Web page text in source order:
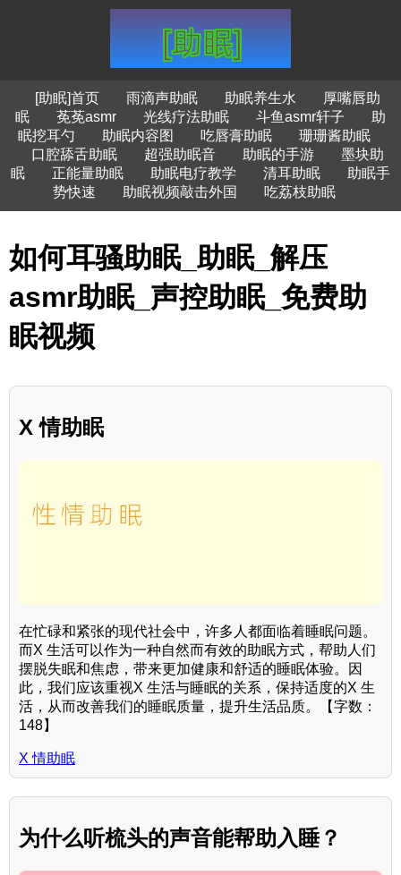
[助眠]首页 雨滴声助眠 助眠养生水
厚嘴唇助
眠
莬莬asmr 光线疗法助眠 斗鱼asmr轩子
助
眠挖耳勺
助眠内容图 吃唇膏助眠
珊珊酱助眠
口腔舔舌助眠
超强助眠音 助眠的手游
墨块助
眠
正能量助眠 助眠电疗教学 清耳助眠
助眠手
势快速
助眠视频敲击外国 吃荔枝助眠
如何耳骚助眠_助眠_解压
asmr助眠_声控助眠_免费助
眠视频
X 情助眠
在忙碌和紧张的现代社会中，许多人都面临着睡眠问题。
而X 生活可以作为一种自然而有效的助眠方式，帮助人们
摆脱失眠和焦虑，带来更加健康和舒适的睡眠体验。因
此，我们应该重视X 生活与睡眠的关系，保持适度的X 生
活，从而改善我们的睡眠质量，提升生活品质。【字数：
148】
X 情助眠
为什么听梳头的声音能帮助入睡？